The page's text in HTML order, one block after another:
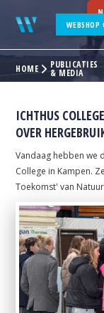
WEBSHOP
HOME PUBLICATIES
& MEDIA
ICHTHUS
OVER
Vandaag hebben we
College in Kampen.
Toekomst' van